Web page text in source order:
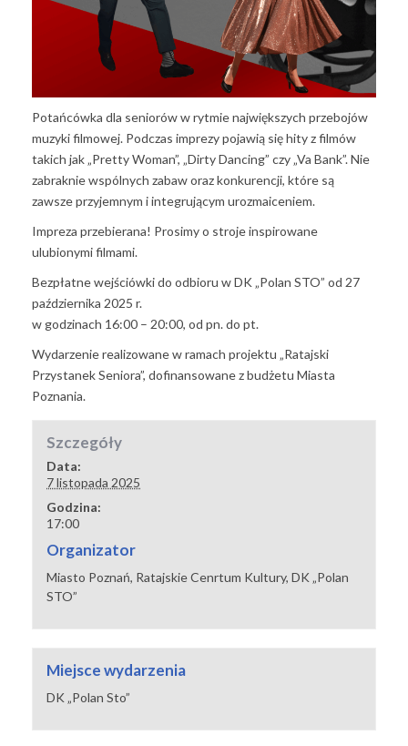
Potańcówka dla seniorów w rytmie największych przebojów
muzyki filmowej. Podczas imprezy pojawią się hity z filmów
takich jak „Pretty Woman”, „Dirty Dancing” czy „Va Bank”. Nie
zabraknie wspólnych zabaw oraz konkurencji, które są
zawsze przyjemnym i integrującym urozmaiceniem.
Impreza przebierana! Prosimy o stroje inspirowane
ulubionymi filmami.
Bezpłatne wejściówki do odbioru w DK „Polan STO” od 27
października 2025 r.
w godzinach 16:00 – 20:00, od pn. do pt.
Wydarzenie realizowane w ramach projektu „Ratajski
Przystanek Seniora”, dofinansowane z budżetu Miasta
Poznania.
Szczegóły
Data:
7 listopada 2025
Godzina:
17:00
Organizator
Miasto Poznań, Ratajskie Cenrtum Kultury, DK „Polan
STO”
Miejsce wydarzenia
DK „Polan Sto”